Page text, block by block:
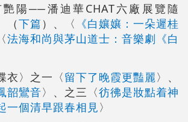
艷陽──潘迪華CHAT六廠展覽隨
（下篇 ）、〈 《白孃孃：一朵遲桂
法海和尚與茅山道士：音樂劇《白
衣〉之一〈留下了晚霞更豔麗〉、
韶鸞音〉、之三〈彷彿是妝點着神
一個清早跟春相見〉